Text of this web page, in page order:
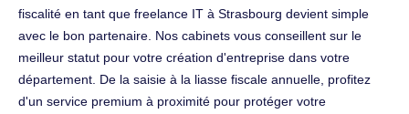
fiscalité en tant que freelance IT à Strasbourg devient simple
avec le bon partenaire. Nos cabinets vous conseillent sur le
meilleur statut pour votre création d'entreprise dans votre
département. De la saisie à la liasse fiscale annuelle, profitez
d'un service premium à proximité pour protéger votre